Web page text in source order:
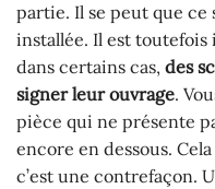
partie. Il se peut que ce
installée. Il est toutefois i
dans certains cas, des
signer leur ouvrage.
pièce qui ne présente
encore en dessous.
c’est une contrefaçon.